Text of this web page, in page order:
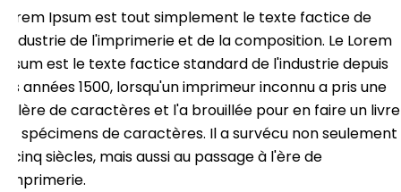
Lorem Ipsum est tout simplement le texte factice de
l'industrie de l'imprimerie et de la composition. Le Lorem
Ipsum est le texte factice standard de l'industrie depuis
les années 1500, lorsqu'un imprimeur inconnu a pris une
galère de caractères et l'a brouillée pour en faire un livre
de spécimens de caractères. Il a survécu non seulement
à cinq siècles, mais aussi au passage à l'ère de
l'imprimerie.